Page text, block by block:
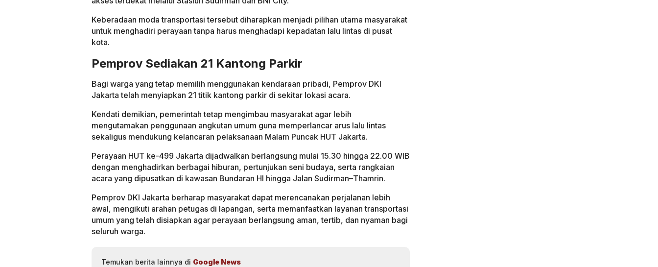
Keberadaan moda transportasi tersebut diharapkan menjadi pilihan utama masyarakat
untuk menghadiri perayaan tanpa harus menghadapi kepadatan lalu lintas di pusat
kota.
Pemprov Sediakan 21 Kantong Parkir
Bagi warga yang tetap memilih menggunakan kendaraan pribadi, Pemprov DKI
Jakarta telah menyiapkan 21 titik kantong parkir di sekitar lokasi acara.
Kendati demikian, pemerintah tetap mengimbau masyarakat agar lebih
mengutamakan penggunaan angkutan umum guna memperlancar arus lalu lintas
sekaligus mendukung kelancaran pelaksanaan Malam Puncak HUT Jakarta.
Perayaan HUT ke-499 Jakarta dijadwalkan berlangsung mulai 15.30 hingga 22.00 WIB
dengan menghadirkan berbagai hiburan, pertunjukan seni budaya, serta rangkaian
acara yang dipusatkan di kawasan Bundaran HI hingga Jalan Sudirman–Thamrin.
Pemprov DKI Jakarta berharap masyarakat dapat merencanakan perjalanan lebih
awal, mengikuti arahan petugas di lapangan, serta memanfaatkan layanan transportasi
umum yang telah disiapkan agar perayaan berlangsung aman, tertib, dan nyaman bagi
seluruh warga.
Temukan berita lainnya di Google News